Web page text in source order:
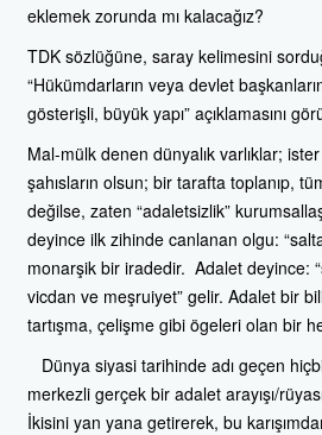
eklemek zorunda mı kalacağız?
TDK sözlüğüne, saray kelimesini
“Hükümdarların veya devlet
gösterişli, büyük yapı” açıklamasını
Mal-mülk denen dünyalık varlıklar;
şahısların olsun; bir tarafta toplanıp,
değilse, zaten “adaletsizlik”
deyince ilk zihinde canlanan olgu:
monarşik bir iradedir. Adalet deyince:
vicdan ve meşruiyet” gelir. Adalet bir
tartışma, çelişme gibi ögeleri olan bir
Dünya siyasi tarihinde adı geçen
merkezli gerçek bir adalet arayışı/
İkisini yan yana getirerek, bu